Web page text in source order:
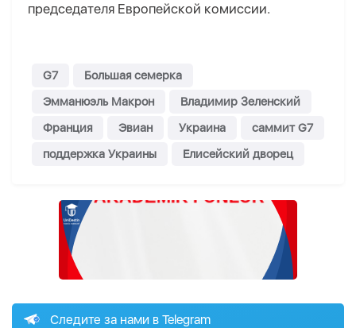
председателя Европейской комиссии.
G7
Большая семерка
Эмманюэль Макрон
Владимир Зеленский
Франция
Эвиан Украина
саммит G7
поддержка Украины
Елисейский дворец
Следите за нами в Telegram